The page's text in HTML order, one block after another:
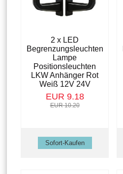
2 x LED
Begrenzungsleuchten
Lampe
Positionsleuchten
LKW Anhänger Rot
Weiß 12V 24V
EUR 9.18
EUR 10.20